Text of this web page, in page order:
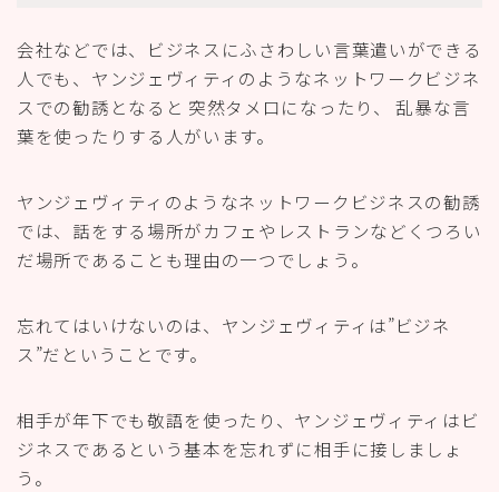
会社などでは、ビジネスにふさわしい言葉遣いができる
人でも、ヤンジェヴィティのようなネットワークビジネ
スでの勧誘となると 突然タメ口になったり、 乱暴な言
葉を使ったりする人がいます。
ヤンジェヴィティのようなネットワークビジネスの勧誘
では、話をする場所がカフェやレストランなどくつろい
だ場所であることも理由の一つでしょう。
忘れてはいけないのは、ヤンジェヴィティは”ビジネ
ス”だということです。
相手が年下でも敬語を使ったり、ヤンジェヴィティはビ
ジネスであるという基本を忘れずに相手に接しましょ
う。